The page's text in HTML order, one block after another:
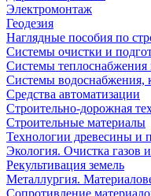
Электромонтаж
Геодезия
Наглядные пособия по
Системы очистки и
Системы теплоснабжения
Системы водоснабжения,
Средства автоматизации
Строительно-дорожная
Строительные материалы
Технологии древесины и
Экология. Очистка газов
Рекультивация земель
Металлургия.
Сопротивление